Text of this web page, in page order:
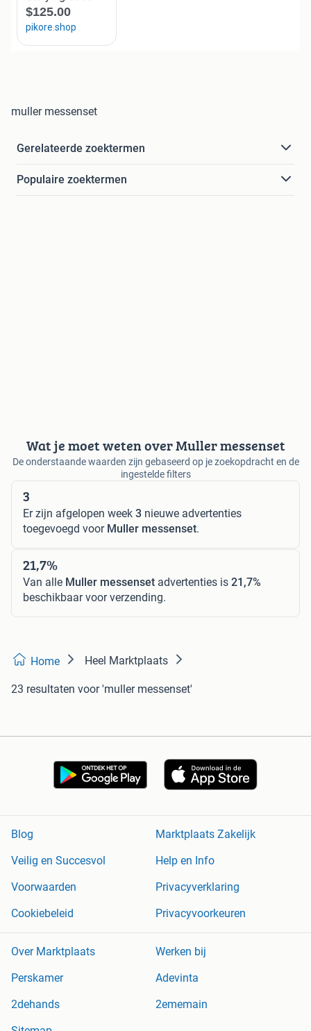
muller messenset
Gerelateerde zoektermen
Populaire zoektermen
Wat je moet weten over Muller messenset
De onderstaande waarden zijn gebaseerd op je zoekopdracht en de
ingestelde filters
3
Er zijn afgelopen week 3 nieuwe advertenties
toegevoegd voor Muller messenset.
21,7%
Van alle Muller messenset advertenties is 21,7%
beschikbaar voor verzending.
Home Heel Marktplaats
23 resultaten voor 'muller messenset'
Blog
Marktplaats Zakelijk
Veilig en Succesvol
Help en Info
Voorwaarden
Privacyverklaring
Cookiebeleid
Privacyvoorkeuren
Over Marktplaats
Werken bij
Perskamer
Adevinta
2dehands
2ememain